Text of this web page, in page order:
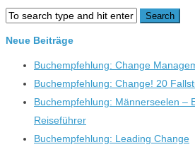
Neue Beiträge
Buchempfehlung: Change
Buchempfehlung: Change! 20
Buchempfehlung: Männerseelen –
Reiseführer
Buchempfehlung: Leading Change